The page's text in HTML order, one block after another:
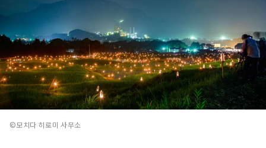
©모치다 히로미 사무소